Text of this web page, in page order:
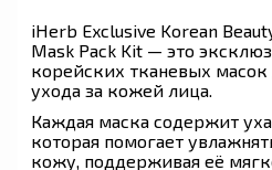
iHerb Exclusive Korean
Mask Pack Kit — это
корейских тканевых
ухода за кожей лица.
Каждая маска содержит
которая помогает
кожу, поддерживая её